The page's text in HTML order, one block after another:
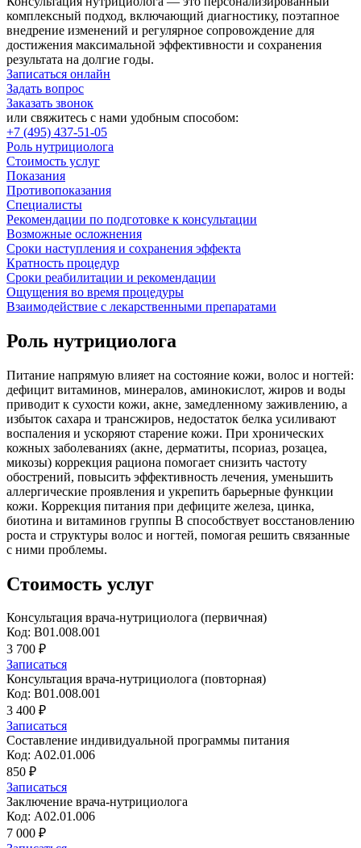
комплексный подход, включающий диагностику, поэтапное
внедрение изменений и регулярное сопровождение для
достижения максимальной эффективности и сохранения
результата на долгие годы.
Записаться онлайн
Задать вопрос
Заказать звонок
или свяжитесь с нами удобным способом:
+7 (495) 437-51-05
Роль нутрициолога
Стоимость услуг
Показания
Противопоказания
Специалисты
Рекомендации по подготовке к консультации
Возможные осложнения
Сроки наступления и сохранения эффекта
Кратность процедур
Сроки реабилитации и рекомендации
Ощущения во время процедуры
Взаимодействие с лекарственными препаратами
Роль нутрициолога
Питание напрямую влияет на состояние кожи, волос и ногтей:
дефицит витаминов, минералов, аминокислот, жиров и воды
приводит к сухости кожи, акне, замедленному заживлению, а
избыток сахара и трансжиров, недостаток белка усиливают
воспаления и ускоряют старение кожи. При хронических
кожных заболеваниях (акне, дерматиты, псориаз, розацеа,
микозы) коррекция рациона помогает снизить частоту
обострений, повысить эффективность лечения, уменьшить
аллергические проявления и укрепить барьерные функции
кожи. Коррекция питания при дефиците железа, цинка,
биотина и витаминов группы B способствует восстановлению
роста и структуры волос и ногтей, помогая решить связанные
с ними проблемы.
Стоимость услуг
Консультация врача-нутрициолога (первичная)
Код: B01.008.001
3 700 ₽
Записаться
Консультация врача-нутрициолога (повторная)
Код: В01.008.001
3 400 ₽
Записаться
Составление индивидуальной программы питания
Код: A02.01.006
850 ₽
Записаться
Заключение врача-нутрициолога
Код: A02.01.006
7 000 ₽